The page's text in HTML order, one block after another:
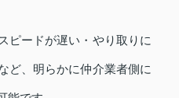
ピードが遅い・やり取りに
ど、明らかに仲介業者側に